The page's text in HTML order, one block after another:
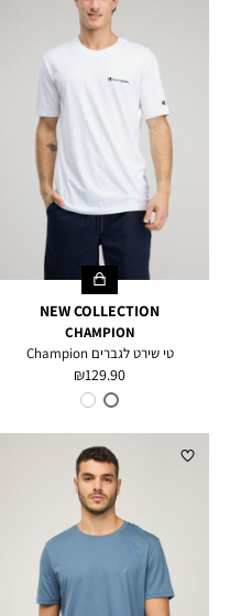
NEW COLLECTION
CHAMPION
טי שירט לגברים Champion
מחיר
מוצר
129.90 ₪
צבע
WHITE